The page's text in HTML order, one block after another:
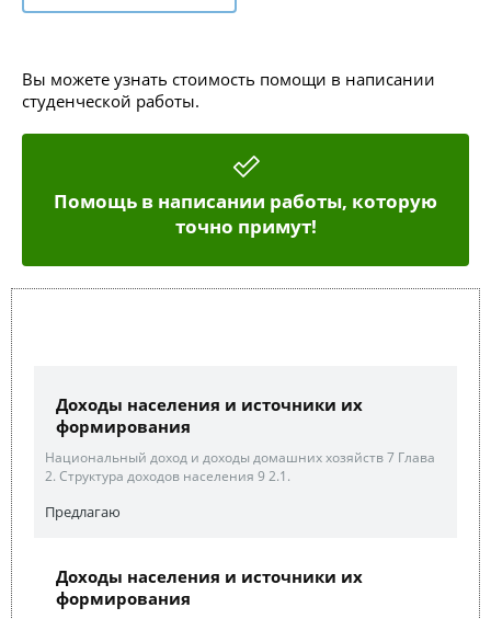
Вы можете узнать стоимость помощи в написании
студенческой работы.
Помощь в написании работы, которую
точно примут!
Доходы населения и источники их
формирования
Национальный доход и доходы домашних хозяйств 7 Глава
2. Структура доходов населения 9 2.1.
Предлагаю
Доходы населения и источники их
формирования